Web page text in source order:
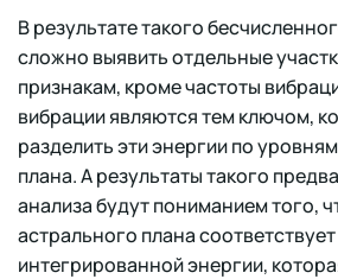
В результате такого
сложно выявить отдельные
признакам, кроме частоты
вибрации являются тем ключом,
разделить эти энергии по
плана. А результаты такого
анализа будут пониманием того,
астрального плана
интегрированной энергии,